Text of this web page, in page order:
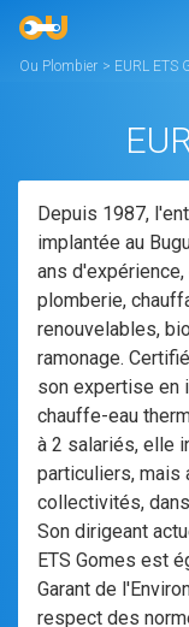
Ou Plombier > EURL ETS
Depuis 1987,
implantée au
ans
plomberie,
renouvelables,
ramonage.
son expertise en
chauffe-eau
à 2 salariés, elle
particuliers,
collectivités,
Son dirigeant
ETS Gomes est
Garant de
respect des